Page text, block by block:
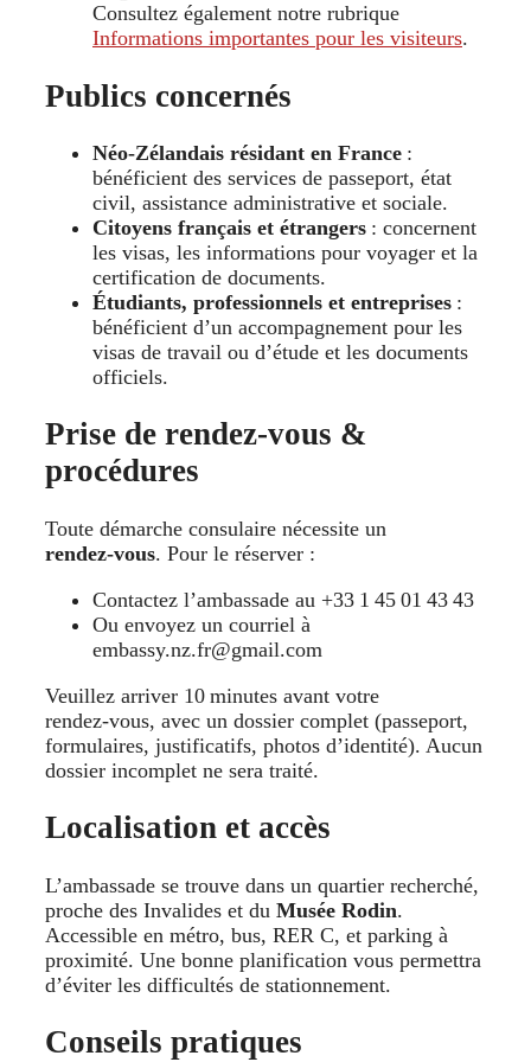
Consultez également notre rubrique
Informations importantes pour les visiteurs.
Publics concernés
Néo‑Zélandais résidant en France :
bénéficient des services de passeport, état
civil, assistance administrative et sociale.
Citoyens français et étrangers : concernent
les visas, les informations pour voyager et la
certification de documents.
Étudiants, professionnels et entreprises :
bénéficient d’un accompagnement pour les
visas de travail ou d’étude et les documents
officiels.
Prise de rendez‑vous &
procédures
Toute démarche consulaire nécessite un
rendez‑vous. Pour le réserver :
Contactez l’ambassade au +33 1 45 01 43 43
Ou envoyez un courriel à
embassy.nz.fr@gmail.com
Veuillez arriver 10 minutes avant votre
rendez‑vous, avec un dossier complet (passeport,
formulaires, justificatifs, photos d’identité). Aucun
dossier incomplet ne sera traité.
Localisation et accès
L’ambassade se trouve dans un quartier recherché,
proche des Invalides et du Musée Rodin.
Accessible en métro, bus, RER C, et parking à
proximité. Une bonne planification vous permettra
d’éviter les difficultés de stationnement.
Conseils pratiques